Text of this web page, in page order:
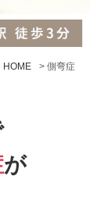
HOME >側弯症
が